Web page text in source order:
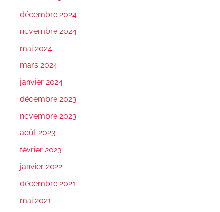
décembre 2024
novembre 2024
mai 2024
mars 2024
janvier 2024
décembre 2023
novembre 2023
août 2023
février 2023
janvier 2022
décembre 2021
mai 2021